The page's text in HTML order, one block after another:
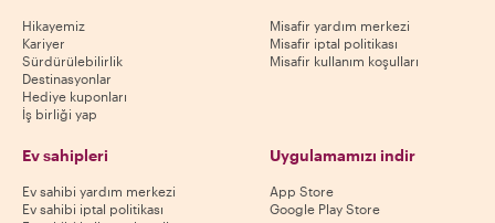
Hikayemiz
Kariyer
Sürdürülebilirlik
Destinasyonlar
Hediye kuponları
İş birliği yap
Misafir yardım merkezi
Misafir iptal politikası
Misafir kullanım koşulları
Ev sahipleri
Ev sahibi yardım merkezi
Ev sahibi iptal politikası
Uygulamamızı indir
App Store
Google Play Store